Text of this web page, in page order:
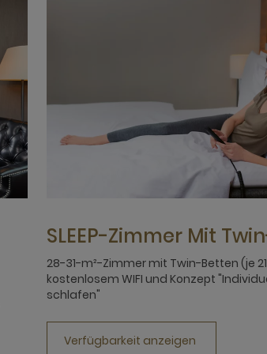
SLEEP-Zimmer Mit
28-31-m²-Zimmer mit Twin-Betten (je
kostenlosem WIFI und Konzept
schlafen"
Verfügbarkeit anzeigen